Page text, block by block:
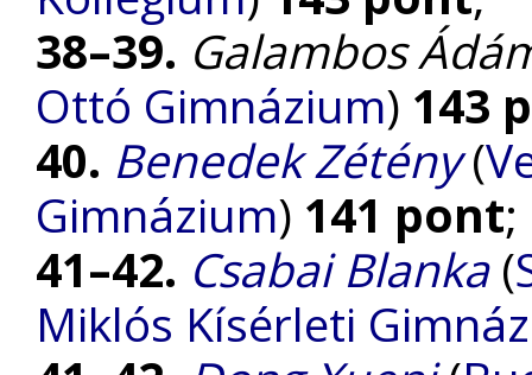
38–39. Galambos
Ottó Gimnázium) 143
40. Benedek Zétény(
Gimnázium) 141 pont;
41–42. Csabai Blanka(
Miklós Kísérleti